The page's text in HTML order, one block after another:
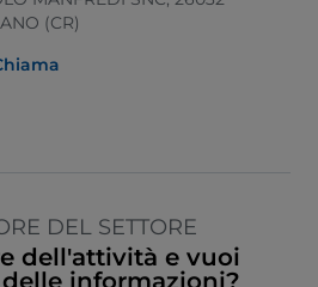
(CR)
DEL SETTORE
dell'attività e vuoi
informazioni?